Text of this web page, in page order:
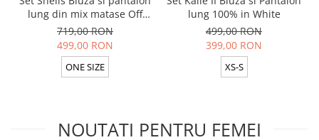
lung din mix matase Off
White/ Black
719,00 RON
499,00 RON
ONE SIZE
lung 100% in White
499,00 RON
399,00 RON
XS-S
NOUTATI PENTRU FEMEI